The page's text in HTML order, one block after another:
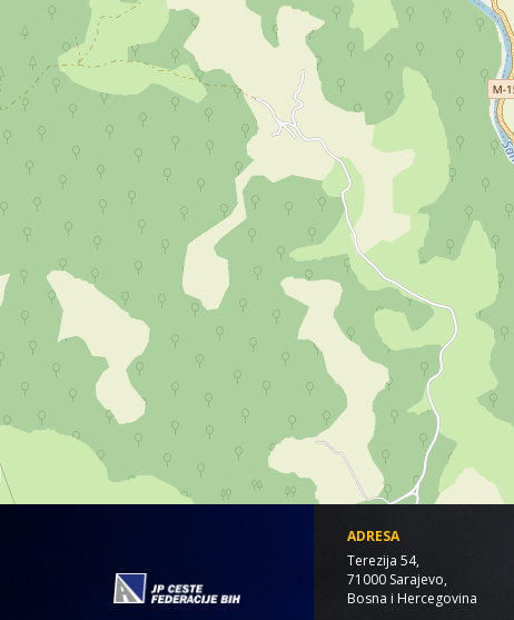
ADRESA
Terezija 54,
71000 Sarajevo,
Bosna i Hercegovina